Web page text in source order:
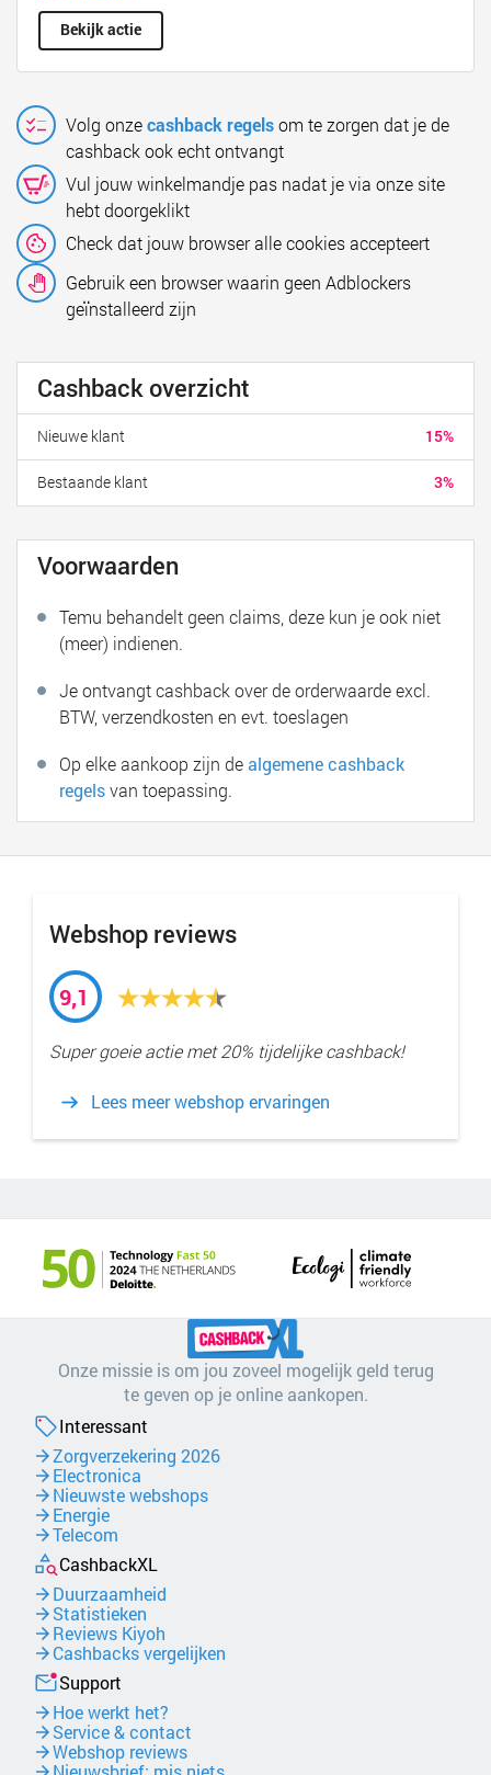
Bekijk actie
Volg onzecashback regelsom te zorgen dat je de
cashback ook echt ontvangt
Vul jouw winkelmandje pas nadat je via onze site
hebt doorgeklikt
Check dat jouw browser alle cookies accepteert
Gebruik een browser waarin geen Adblockers
geïnstalleerd zijn
Cashback overzicht
15%
Nieuwe klant
3%
Bestaande klant
Voorwaarden
Temu behandelt geen claims, deze kun je ook niet
(meer) indienen.
Je ontvangt cashback over de orderwaarde excl.
BTW, verzendkosten en evt. toeslagen
Op elke aankoop zijn dealgemene cashback
regelsvan toepassing.
Webshop reviews
9,1
Super goeie actie met 20% tijdelijke cashback!
Lees meer webshop ervaringen
Onze missie is om jou zoveel mogelijk geld terug
te geven op je online aankopen.
Interessant
Zorgverzekering 2026
Electronica
Nieuwste webshops
Energie
Telecom
CashbackXL
Duurzaamheid
Statistieken
Reviews Kiyoh
Cashbacks vergelijken
Support
Hoe werkt het?
Service & contact
Webshop reviews